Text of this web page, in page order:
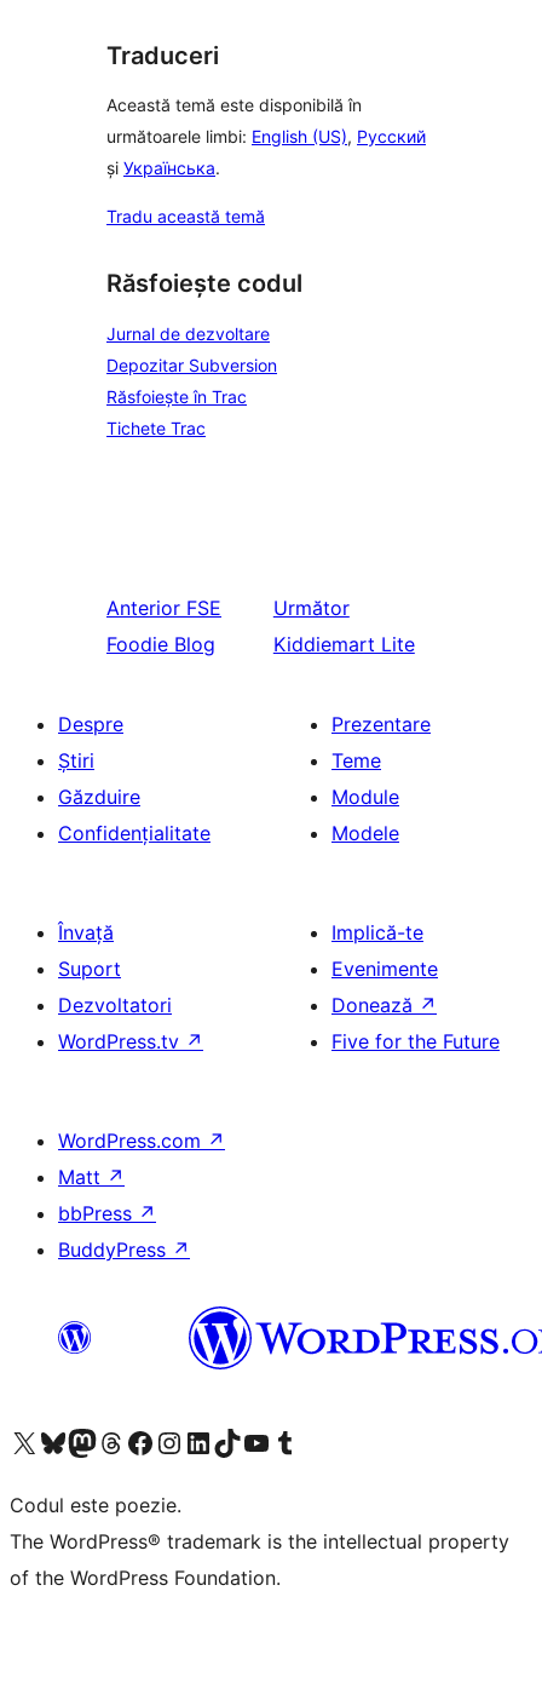
Traduceri
Această temă este disponibilă în
următoarele limbi: English (US), Русский
și Українська.
Tradu această temă
Răsfoiește codul
Jurnal de dezvoltare
Depozitar Subversion
Răsfoiește în Trac
Tichete Trac
Anterior FSE
Foodie Blog
Următor
Kiddiemart Lite
Despre
Știri
Găzduire
Confidențialitate
Prezentare
Teme
Module
Modele
Învață
Suport
Dezvoltatori
WordPress.tv ↗
Implică-te
Evenimente
Donează ↗
Five for the Future
WordPress.com ↗
Matt ↗
bbPress ↗
BuddyPress ↗
Mergi la contul nostru X (fost Twitter)
Vizitează contul nostru Bluesky
Vizitează contul nostru Mastodon
Vizitează contul nostru Threads
Vizitează pagina noastră Facebook
Vizitează-ne pe Instagram
Vizitează-ne pe LinkedIn
Vizitează contul nostru TikTok
Vizitează canalul nostru YouTube
Vizitează contul nostru Tumblr
Codul este poezie.
The WordPress® trademark is the intellectual property
of the WordPress Foundation.